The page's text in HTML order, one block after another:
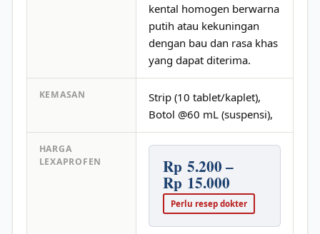
kental homogen berwarna
putih atau kekuningan
dengan bau dan rasa khas
yang dapat diterima.
KEMASAN
Strip (10 tablet/kaplet),
Botol @60 mL (suspensi),
HARGA
LEXAPROFEN
Rp 5.200 –
Rp 15.000
Perlu resep dokter